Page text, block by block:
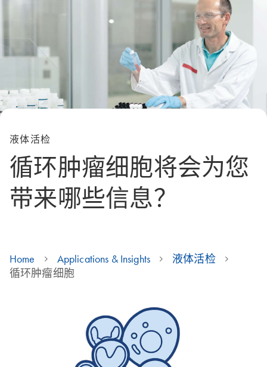
液体活检
循环肿瘤细胞将会为您
带来哪些信息？
Home Applications & Insights
液体活检
循环肿瘤细胞